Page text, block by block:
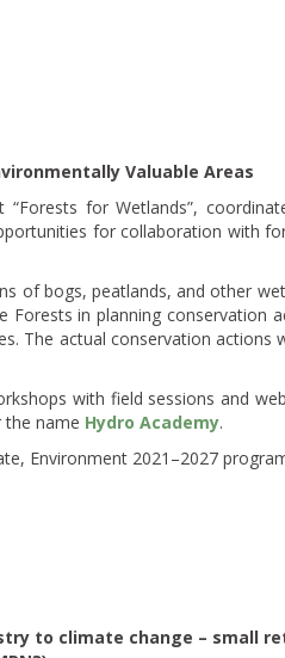
Valuable Areas
for Wetlands”,
for collaboration with
of bogs, peatlands, and other
in planning conservation
The actual conservation actions
with field sessions and
the name Hydro Academy.
Environment 2021–2027
to climate change – small